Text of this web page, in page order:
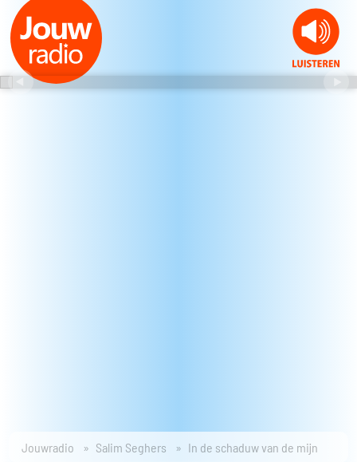
Jouwradio Salim Seghers In de schaduw van de mijn